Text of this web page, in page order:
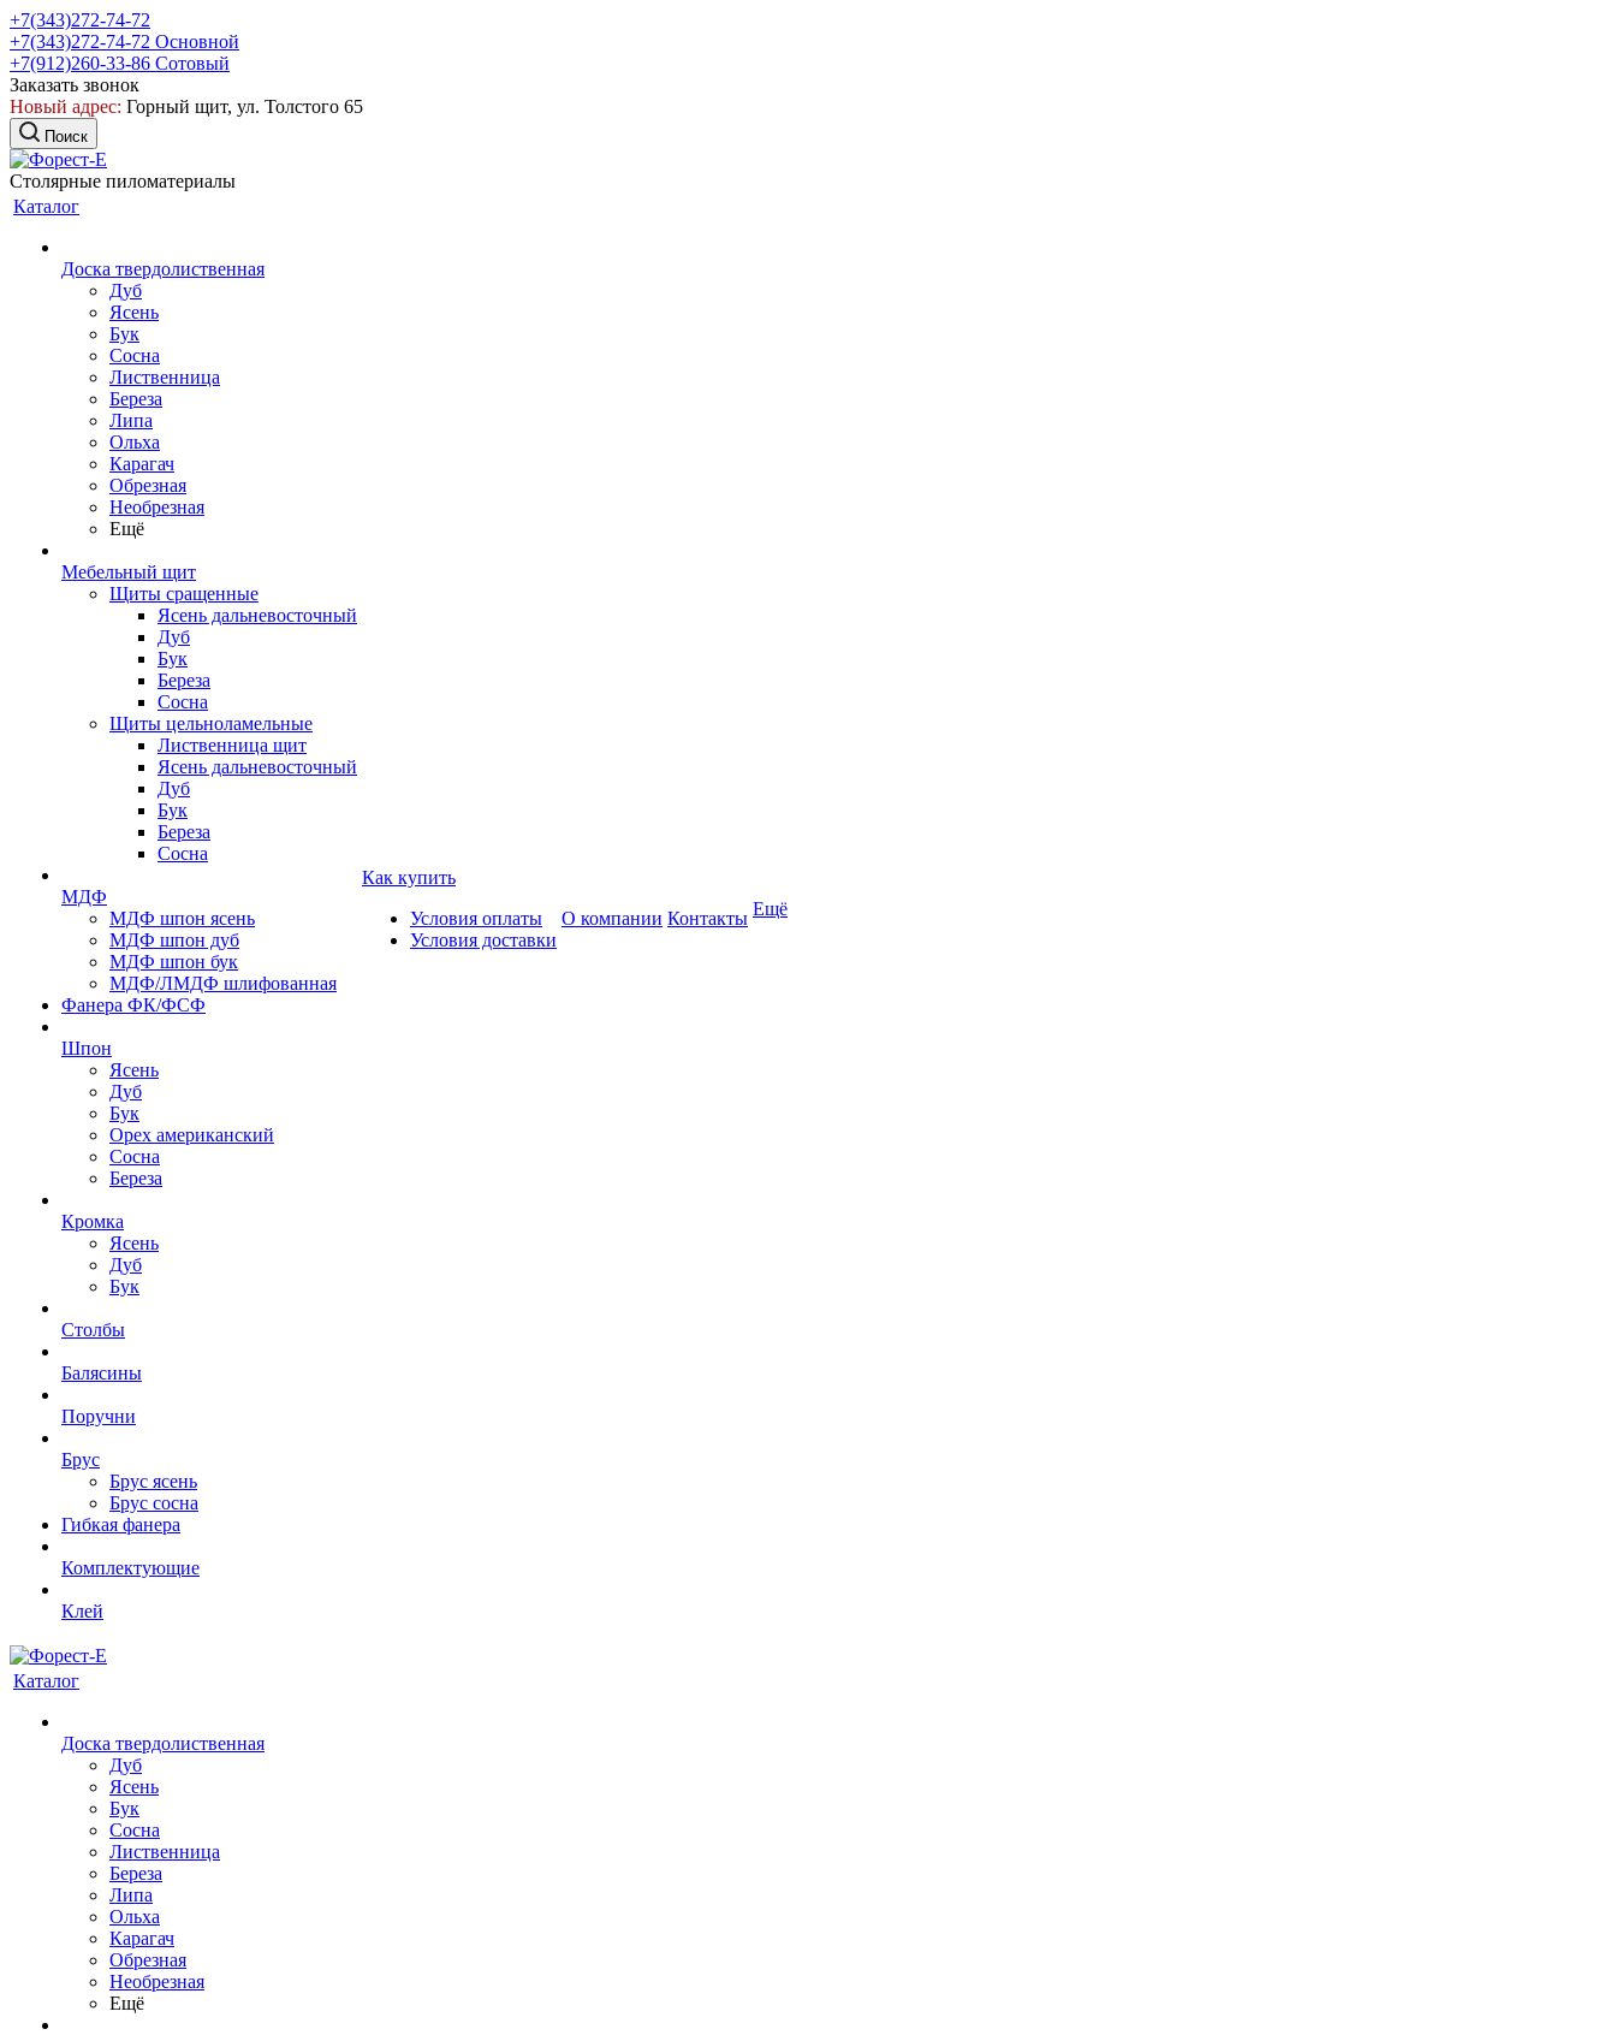
+7(343)272-74-72
+7(343)272-74-72 Основной
+7(912)260-33-86 Сотовый
Заказать звонок
Новый адрес: Горный щит, ул. Толстого 65
Поиск
Столярные пиломатериалы
Каталог
Доска твердолиственная
Дуб
Ясень
Бук
Сосна
Лиственница
Береза
Липа
Ольха
Карагач
Обрезная
Необрезная
Ещё
Мебельный щит
Щиты сращенные
Ясень дальневосточный
Дуб
Бук
Береза
Сосна
Щиты цельноламельные
Лиственница щит
Ясень дальневосточный
Дуб
Бук
Береза
Сосна
МДФ
МДФ шпон ясень
МДФ шпон дуб
МДФ шпон бук
МДФ/ЛМДФ шлифованная
Фанера ФК/ФСФ
Шпон
Ясень
Дуб
Бук
Орех американский
Сосна
Береза
Кромка
Ясень
Дуб
Бук
Столбы
Балясины
Поручни
Брус
Брус ясень
Брус сосна
Гибкая фанера
Комплектующие
Клей
Как купить
Условия оплаты
Условия доставки
О компании Контакты Ещё
Каталог
Доска твердолиственная
Дуб
Ясень
Бук
Сосна
Лиственница
Береза
Липа
Ольха
Карагач
Обрезная
Необрезная
Ещё